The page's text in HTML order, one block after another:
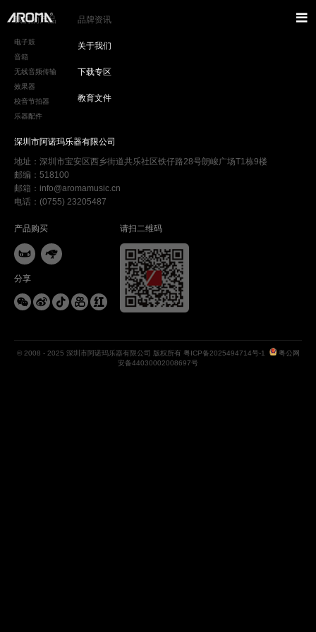
我们的产品
电子鼓
音箱
无线音频传输
效果器
校音节拍器
乐器配件
品牌资讯
关于我们
下载专区
教育文件
深圳市阿诺玛乐器有限公司
地址：深圳市宝安区西乡街道共乐社区铁仔路28号朗峻广场T1栋9楼
邮编：518100
邮箱：info@aromamusic.cn
电话：(0755) 23205487
产品购买
 
分享
    
请扫二维码
© 2008 - 2025 深圳市阿诺玛乐器有限公司 版权所有 粤ICP备2025494714号-1
粤公网
安备44030002008697号